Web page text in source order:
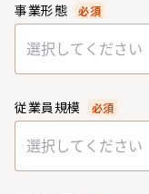
事業形態 必須
選択してください
従業員規模 必須
選択してください